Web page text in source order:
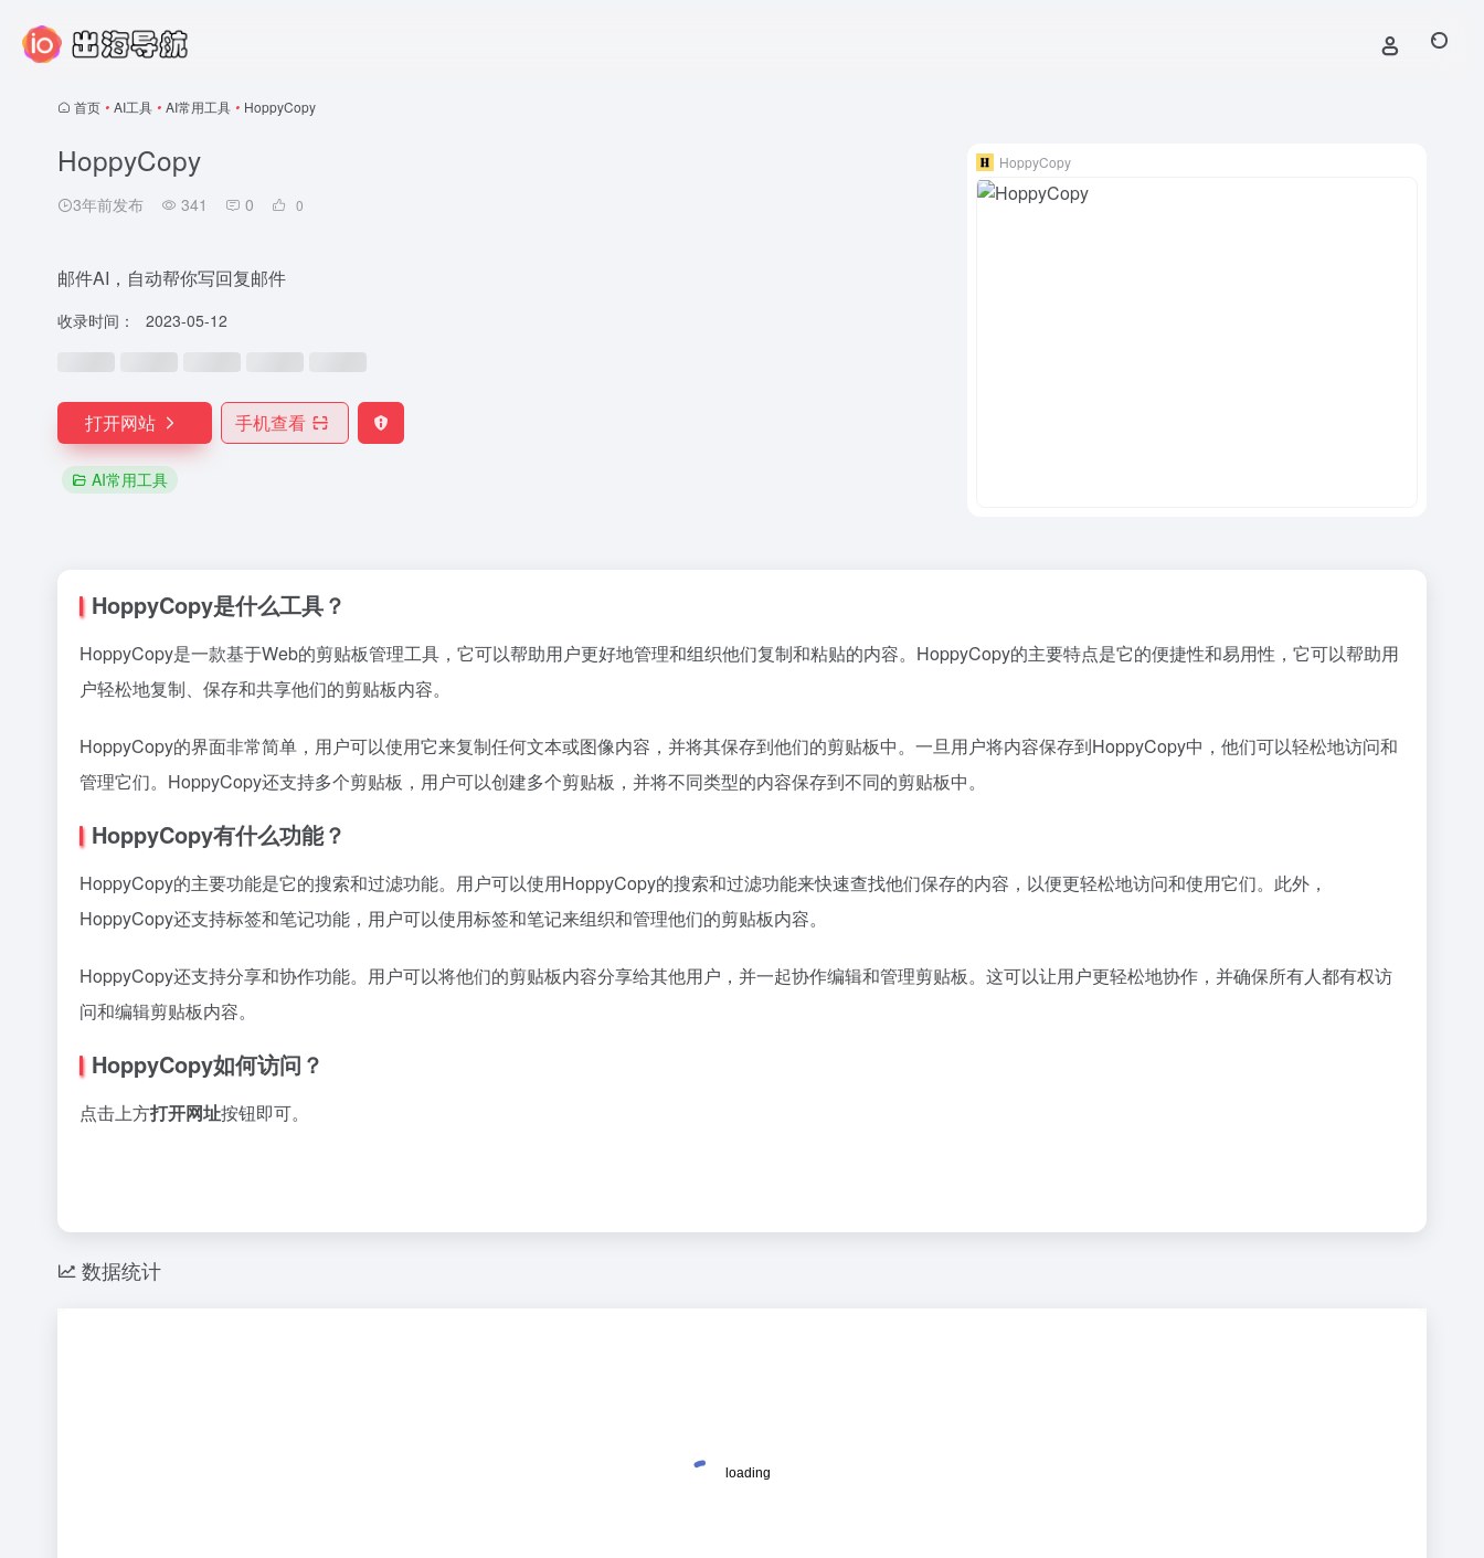
首页 • AI工具 • AI常用工具 • HoppyCopy
HoppyCopy
3年前发布 341 0 0
邮件AI，自动帮你写回复邮件
收录时间： 2023-05-12
打开网站 手机查看
AI常用工具
HoppyCopy
HoppyCopy是什么工具？
HoppyCopy是一款基于Web的剪贴板管理工具，它可以帮助用户更好地管理和组织他们复制和粘贴的内容。HoppyCopy的主要特点是它的便捷性和易用性，它可以帮助用
户轻松地复制、保存和共享他们的剪贴板内容。
HoppyCopy的界面非常简单，用户可以使用它来复制任何文本或图像内容，并将其保存到他们的剪贴板中。一旦用户将内容保存到HoppyCopy中，他们可以轻松地访问和
管理它们。HoppyCopy还支持多个剪贴板，用户可以创建多个剪贴板，并将不同类型的内容保存到不同的剪贴板中。
HoppyCopy有什么功能？
HoppyCopy的主要功能是它的搜索和过滤功能。用户可以使用HoppyCopy的搜索和过滤功能来快速查找他们保存的内容，以便更轻松地访问和使用它们。此外，
HoppyCopy还支持标签和笔记功能，用户可以使用标签和笔记来组织和管理他们的剪贴板内容。
HoppyCopy还支持分享和协作功能。用户可以将他们的剪贴板内容分享给其他用户，并一起协作编辑和管理剪贴板。这可以让用户更轻松地协作，并确保所有人都有权访
问和编辑剪贴板内容。
HoppyCopy如何访问？
点击上方打开网址按钮即可。
数据统计